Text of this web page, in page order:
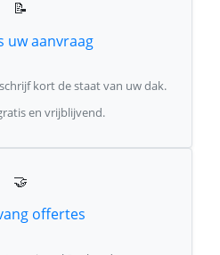
📝
uw aanvraag
kort de staat van uw dak.
en vrijblijvend.
🤝
offertes